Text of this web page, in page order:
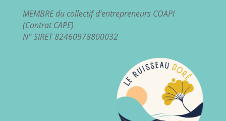
MEMBRE du collectif d’entrepreneurs COAPI
(Contrat CAPE)
N° SIRET 82460978800032